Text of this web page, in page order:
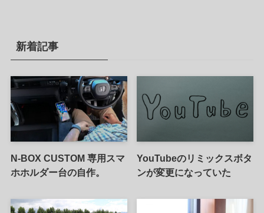
新着記事
N-BOX CUSTOM 専用スマ
ホホルダー台の自作。
YouTubeのリミックスボタ
ンが変更になっていた